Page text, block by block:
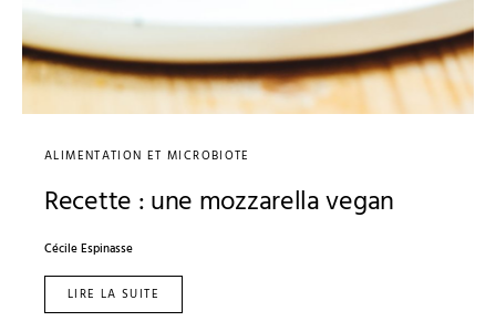
ALIMENTATION ET MICROBIOTE
Recette : une mozzarella vegan
Cécile Espinasse
LIRE LA SUITE